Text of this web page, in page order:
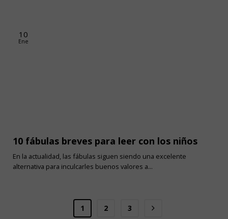
10 fábulas breves para leer con los niños
En la actualidad, las fábulas siguen siendo una excelente
alternativa para inculcarles buenos valores a...
10
Ene
1 2 3